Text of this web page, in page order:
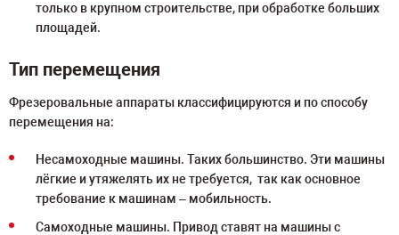
только в крупном строительстве, при обработке больших
площадей.
Тип перемещения
Фрезеровальные аппараты классифицируются и по способу
перемещения на:
Несамоходные машины. Таких большинство. Эти машины
лёгкие и утяжелять их не требуется, так как основное
требование к машинам – мобильность.
Самоходные машины. Привод ставят на машины с